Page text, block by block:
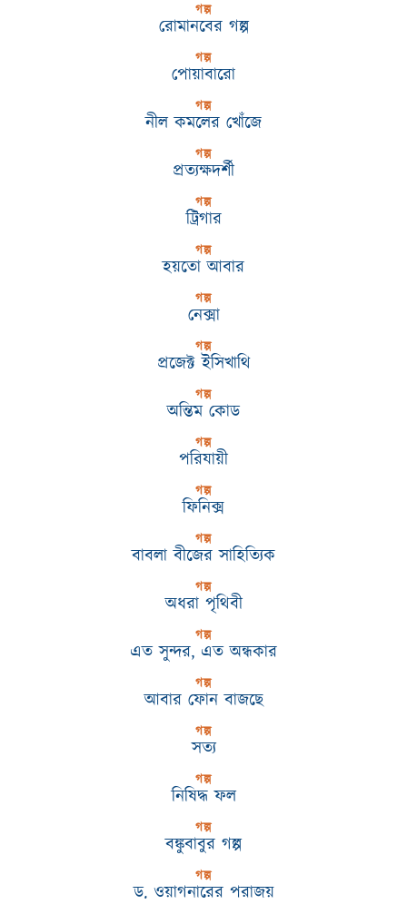
গল্প
রোমানবের গল্প
গল্প
পোয়াবারো
গল্প
নীল কমলের খোঁজে
গল্প
প্রত্যক্ষদর্শী
গল্প
ট্রিগার
গল্প
হয়তো আবার
গল্প
নেক্সা
গল্প
প্রজেক্ট ইসিখাথি
গল্প
অন্তিম কোড
গল্প
পরিযায়ী
গল্প
ফিনিক্স
গল্প
বাবলা বীজের সাহিত্যিক
গল্প
অধরা পৃথিবী
গল্প
এত সুন্দর, এত অন্ধকার
গল্প
আবার ফোন বাজছে
গল্প
সত্য
গল্প
নিষিদ্ধ ফল
গল্প
বঙ্কুবাবুর গল্প
গল্প
ড. ওয়াগনারের পরাজয়